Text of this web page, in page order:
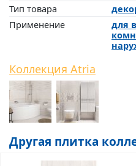
Тип товара
Применение
для
Коллекция Atria
Другая плитка